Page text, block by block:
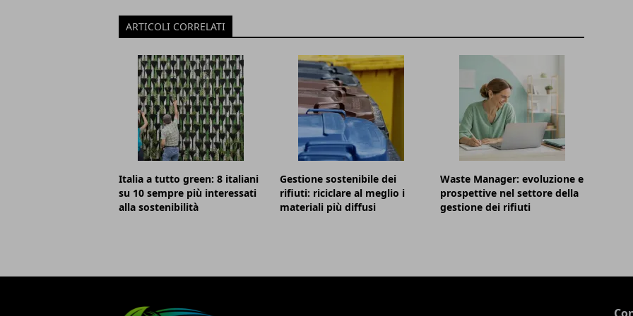
ARTICOLI CORRELATI
Italia a tutto green: 8 italiani
su 10 sempre più interessati
alla sostenibilità
Gestione sostenibile dei
rifiuti: riciclare al meglio i
materiali più diffusi
Waste Manager: evoluzione e
prospettive nel settore della
gestione dei rifiuti